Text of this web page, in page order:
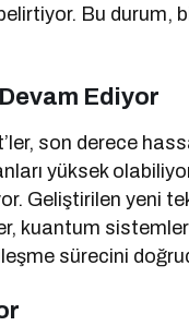
Bu durum,
Ediyor
son derece
yüksek
Geliştirilen yeni
kuantum
sürecini